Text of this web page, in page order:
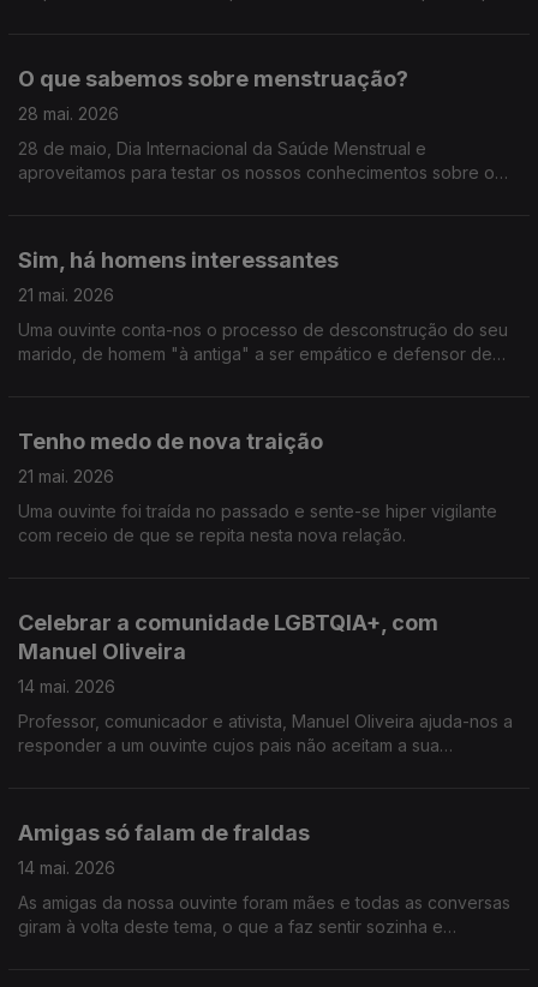
O que sabemos sobre menstruação?
28 mai. 2026
28 de maio, Dia Internacional da Saúde Menstrual e
aproveitamos para testar os nossos conhecimentos sobre o
Sim, há homens interessantes
21 mai. 2026
Uma ouvinte conta-nos o processo de desconstrução do seu
marido, de homem "à antiga" a ser empático e defensor de
Tenho medo de nova traição
21 mai. 2026
Uma ouvinte foi traída no passado e sente-se hiper vigilante
com receio de que se repita nesta nova relação.
Celebrar a comunidade LGBTQIA+, com
Manuel Oliveira
14 mai. 2026
Professor, comunicador e ativista, Manuel Oliveira ajuda-nos a
responder a um ouvinte cujos pais não aceitam a sua
Amigas só falam de fraldas
14 mai. 2026
As amigas da nossa ouvinte foram mães e todas as conversas
giram à volta deste tema, o que a faz sentir sozinha e